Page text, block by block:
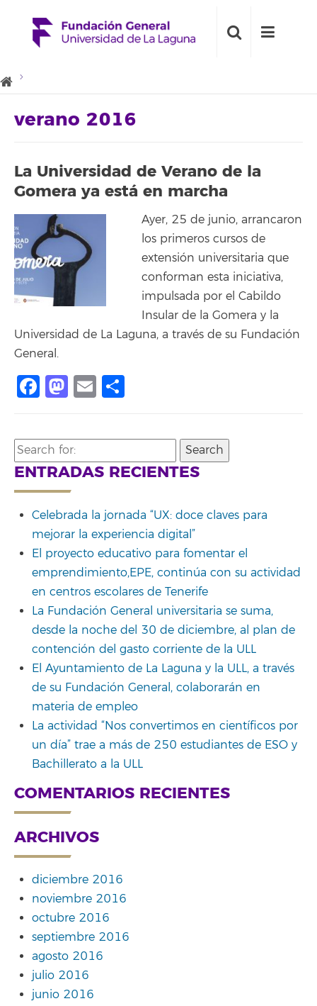
verano 2016
La Universidad de Verano de la
Gomera ya está en marcha
Ayer, 25 de junio, arrancaron
los primeros cursos de
extensión universitaria que
conforman esta iniciativa,
impulsada por el Cabildo
Insular de la Gomera y la
Universidad de La Laguna, a través de su Fundación
General.
Facebook
Mastodon
Email
Search
for:
ENTRADAS RECIENTES
Celebrada la jornada “UX: doce claves para
mejorar la experiencia digital”
El proyecto educativo para fomentar el
emprendimiento,EPE, continúa con su actividad
en centros escolares de Tenerife
La Fundación General universitaria se suma,
desde la noche del 30 de diciembre, al plan de
contención del gasto corriente de la ULL
El Ayuntamiento de La Laguna y la ULL, a través
de su Fundación General, colaborarán en
materia de empleo
La actividad “Nos convertimos en científicos por
un día” trae a más de 250 estudiantes de ESO y
Bachillerato a la ULL
COMENTARIOS RECIENTES
ARCHIVOS
diciembre 2016
noviembre 2016
octubre 2016
septiembre 2016
agosto 2016
julio 2016
junio 2016